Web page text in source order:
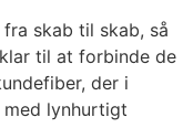
skab til skab, så
til at forbinde de
der i
lynhurtigt